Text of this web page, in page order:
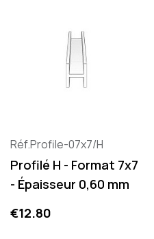
Réf.Profile-07x7/H
Profilé H - Format 7x7
- Épaisseur 0,60 mm
Price
€12.80